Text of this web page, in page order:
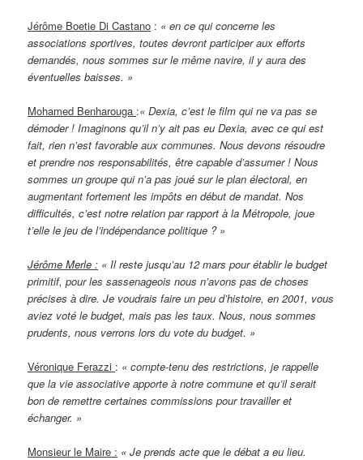
Jérôme Boetie Di Castano : « en ce qui concerne les
associations sportives, toutes devront participer aux efforts
demandés, nous sommes sur le même navire, il y aura des
éventuelles baisses. »
Mohamed Benharouga :« Dexia, c’est le film qui ne va pas se
démoder ! Imaginons qu’il n’y ait pas eu Dexia, avec ce qui est
fait, rien n’est favorable aux communes. Nous devons résoudre
et prendre nos responsabilités, être capable d’assumer ! Nous
sommes un groupe qui n’a pas joué sur le plan électoral, en
augmentant fortement les impôts en début de mandat. Nos
difficultés, c’est notre relation par rapport à la Métropole, joue
t’elle le jeu de l’indépendance politique ? »
Jérôme Merle : « Il reste jusqu’au 12 mars pour établir le budget
primitif, pour les sassenageois nous n’avons pas de choses
précises à dire. Je voudrais faire un peu d’histoire, en 2001, vous
aviez voté le budget, mais pas les taux. Nous, nous sommes
prudents, nous verrons lors du vote du budget. »
Véronique Ferazzi : « compte-tenu des restrictions, je rappelle
que la vie associative apporte à notre commune et qu’il serait
bon de remettre certaines commissions pour travailler et
échanger. »
Monsieur le Maire : « Je prends acte que le débat a eu lieu.